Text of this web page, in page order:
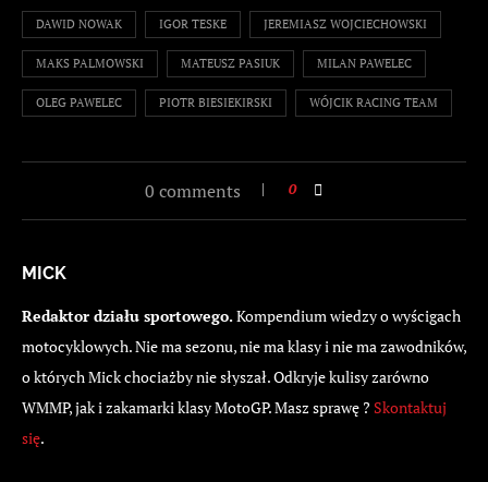
DAWID NOWAK IGOR TESKE JEREMIASZ WOJCIECHOWSKI
MAKS PALMOWSKI MATEUSZ PASIUK MILAN PAWELEC
OLEG PAWELEC PIOTR BIESIEKIRSKI WÓJCIK RACING TEAM
0 comments 0
MICK
Redaktor działu sportowego.Kompendium wiedzy o wyścigach
motocyklowych. Nie ma sezonu, nie ma klasy i nie ma zawodników,
o których Mick chociażby nie słyszał. Odkryje kulisy zarówno
WMMP, jak i zakamarki klasy MotoGP. Masz sprawę ? Skontaktuj
się.